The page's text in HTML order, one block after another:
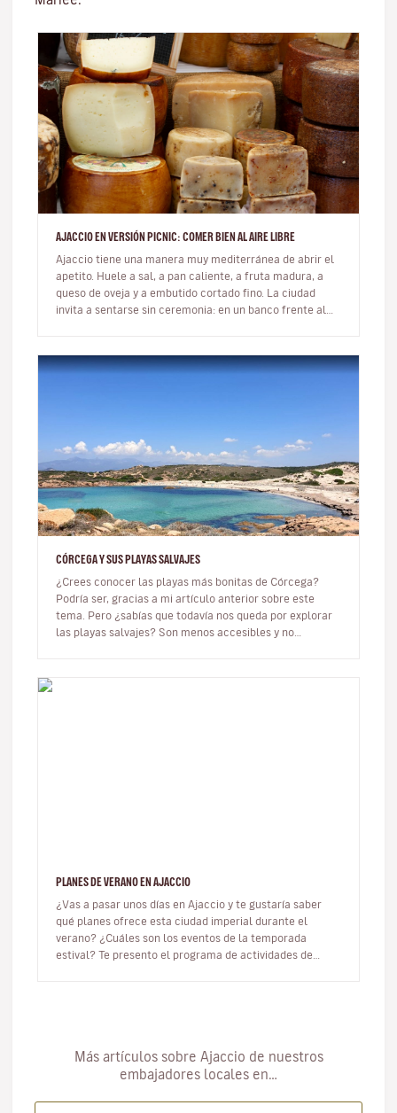
AJACCIO EN VERSIÓN PICNIC: COMER BIEN AL AIRE LIBRE
Ajaccio tiene una manera muy mediterránea de abrir el
apetito. Huele a sal, a pan caliente, a fruta madura, a
queso de oveja y a embutido cortado fino. La ciudad
invita a sentarse sin ceremonia: en un banco frente al
CÓRCEGA Y SUS PLAYAS SALVAJES
¿Crees conocer las playas más bonitas de Córcega?
Podría ser, gracias a mi artículo anterior sobre este
tema. Pero ¿sabías que todavía nos queda por explorar
las playas salvajes? Son menos accesibles y no
PLANES DE VERANO EN AJACCIO
¿Vas a pasar unos días en Ajaccio y te gustaría saber
qué planes ofrece esta ciudad imperial durante el
verano? ¿Cuáles son los eventos de la temporada
estival? Te presento el programa de actividades de
Más artículos sobre Ajaccio de nuestros
embajadores locales en…